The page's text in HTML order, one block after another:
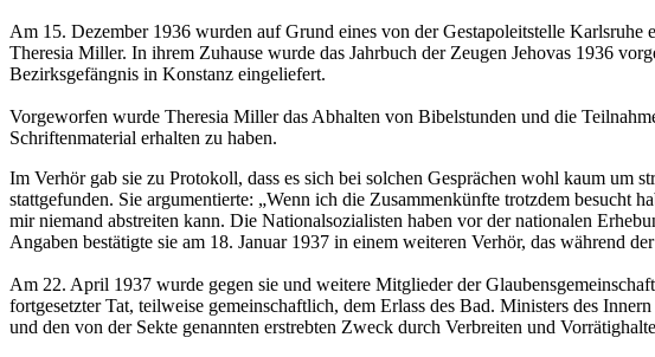
Am 15. Dezember 1936 wurden auf Grund eines von der Gestapoleitstelle
Theresia Miller. In ihrem Zuhause wurde das Jahrbuch der Zeugen Jehovas 1936
Bezirksgefängnis in Konstanz eingeliefert.
Vorgeworfen wurde Theresia Miller das Abhalten von Bibelstunden und die
Schriftenmaterial erhalten zu haben.
Im Verhör gab sie zu Protokoll, dass es sich bei solchen Gesprächen wohl kaum um
stattgefunden. Sie argumentierte: „Wenn ich die Zusammenkünfte trotzdem besucht
mir niemand abstreiten kann. Die Nationalsozialisten haben vor der nationalen
Angaben bestätigte sie am 18. Januar 1937 in einem weiteren Verhör, das während
Am 22. April 1937 wurde gegen sie und weitere Mitglieder der
fortgesetzter Tat, teilweise gemeinschaftlich, dem Erlass des Bad. Ministers des
und den von der Sekte genannten erstrebten Zweck durch Verbreiten und